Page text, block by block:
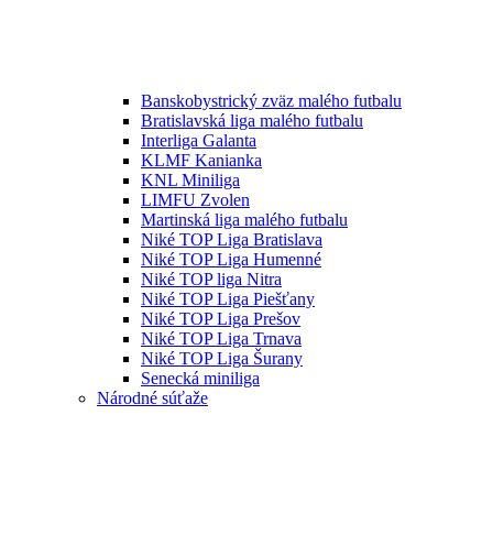
Banskobystrický zväz malého futbalu
Bratislavská liga malého futbalu
Interliga Galanta
KLMF Kanianka
KNL Miniliga
LIMFU Zvolen
Martinská liga malého futbalu
Niké TOP Liga Bratislava
Niké TOP Liga Humenné
Niké TOP liga Nitra
Niké TOP Liga Piešťany
Niké TOP Liga Prešov
Niké TOP Liga Trnava
Niké TOP Liga Šurany
Senecká miniliga
Národné súťaže